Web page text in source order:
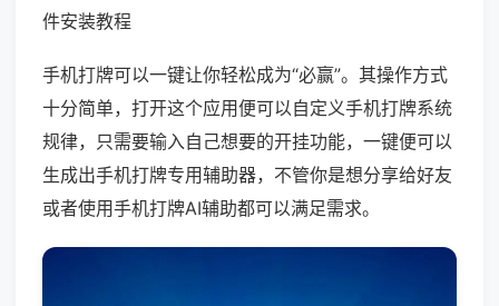
件安装教程
手机打牌可以一键让你轻松成为“必赢”。其操作方式
十分简单，打开这个应用便可以自定义手机打牌系统
规律，只需要输入自己想要的开挂功能，一键便可以
生成出手机打牌专用辅助器，不管你是想分享给好友
或者使用手机打牌AI辅助都可以满足需求。